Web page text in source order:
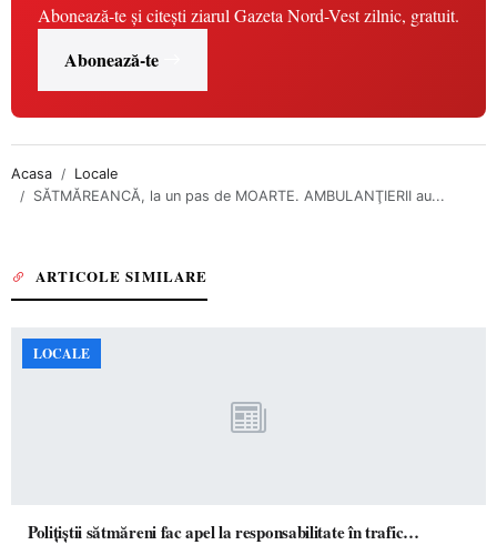
Abonează-te și citești ziarul Gazeta Nord-Vest zilnic, gratuit.
Abonează-te
Acasa
Locale
SĂTMĂREANCĂ, la un pas de MOARTE. AMBULANŢIERII au...
ARTICOLE SIMILARE
LOCALE
Polițiștii sătmăreni fac apel la responsabilitate în trafic…